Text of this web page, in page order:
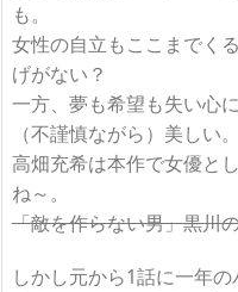
も。
女性の自立もここまでく
げがない？
一方、夢も希望も失い心
（不謹慎ながら）美しい。
高畑充希は本作で女優と
ね～。
「敵を作らない男」黒川
しかし元から1話に一年の